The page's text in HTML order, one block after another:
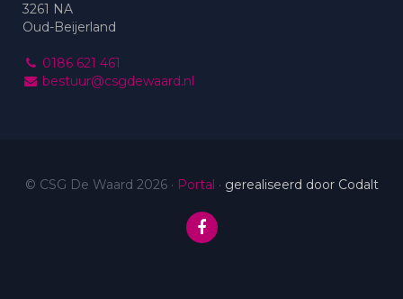
3261 NA
Oud-Beijerland
0186 621 461
bestuur@csgdewaard.nl
© CSG De Waard 2026 · Portal · gerealiseerd door Codalt